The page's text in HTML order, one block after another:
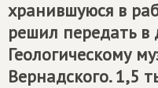
хранившуюся в
решил передать в
Геологическому
Вернадского. 1,5